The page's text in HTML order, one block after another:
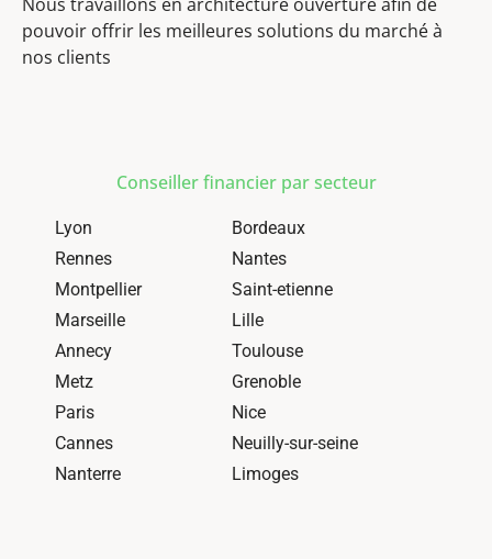
pouvoir offrir les meilleures solutions du marché à
nos clients
Conseiller financier par secteur
Lyon
Bordeaux
Rennes
Nantes
Montpellier
Saint-etienne
Marseille
Lille
Annecy
Toulouse
Metz
Grenoble
Paris
Nice
Cannes
Neuilly-sur-seine
Nanterre
Limoges